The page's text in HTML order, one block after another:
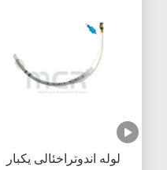
لوله اندوتراخئالی یکبار